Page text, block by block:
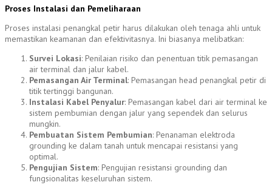
Proses Instalasi dan Pemeliharaan
Proses instalasi penangkal petir harus dilakukan oleh tenaga ahli untuk
memastikan keamanan dan efektivitasnya. Ini biasanya melibatkan:
Survei Lokasi: Penilaian risiko dan penentuan titik pemasangan
air terminal dan jalur kabel.
Pemasangan Air Terminal: Pemasangan head penangkal petir di
titik tertinggi bangunan.
Instalasi Kabel Penyalur: Pemasangan kabel dari air terminal ke
sistem pembumian dengan jalur yang sependek dan selurus
mungkin.
Pembuatan Sistem Pembumian: Penanaman elektroda
grounding ke dalam tanah untuk mencapai resistansi yang
optimal.
Pengujian Sistem: Pengujian resistansi grounding dan
fungsionalitas keseluruhan sistem.